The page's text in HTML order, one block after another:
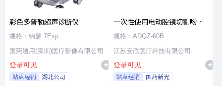
彩色多普勒超声诊断仪
规格：锦瑟 7Exp
国药通用(深圳)医疗影像有限公司
登录可见
站点经销 湖北公司
一次性使用电动腔镜切割吻合
器及组件
规格：ADQZ-60B
江苏安欣医疗科技有限公司
登录可见
站点经销 国药新光